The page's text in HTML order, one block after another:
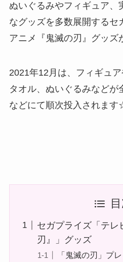
ぬいぐるみやフィギュア、
なグッズを多数展開するセ
アニメ『鬼滅の刃』グッズ
2021年12月は、フィギュ
タオル、ぬいぐるみなどが
などにて順次投入されま
セガプライズ「テレ
刃』」グッズ
「鬼滅の刃」プ